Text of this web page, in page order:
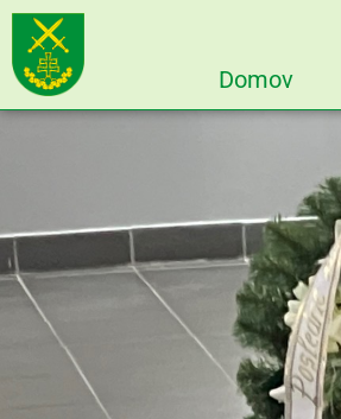
Domov